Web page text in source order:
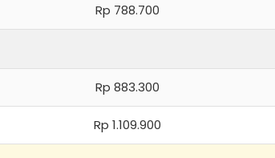
Rp 788.700
Rp 883.300
Rp 1.109.900